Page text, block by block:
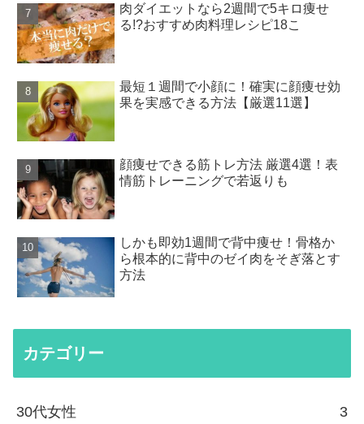
肉ダイエットなら2週間で5キロ痩せ
る!?おすすめ肉料理レシピ18こ
最短１週間で小顔に！確実に顔痩せ効
果を実感できる方法【厳選11選】
顔痩せできる筋トレ方法 厳選4選！表
情筋トレーニングで若返りも
しかも即効1週間で背中痩せ！骨格か
ら根本的に背中のゼイ肉をそぎ落とす
方法
カテゴリー
30代女性 3